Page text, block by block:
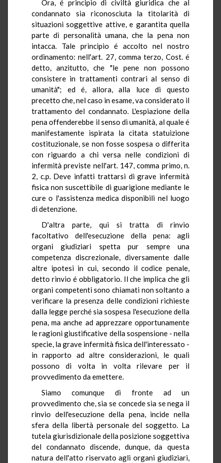
Ora, é principio di civiltà giuridica che al
condannato sia riconosciuta la titolarità di
situazioni soggettive attive, e garantita quella
parte di personalità umana, che la pena non
intacca. Tale principio é accolto nel nostro
ordinamento: nell'art. 27, comma terzo, Cost. é
detto, anzitutto, che "le pene non possono
consistere in trattamenti contrari al senso di
umanità"; ed é, allora, alla luce di questo
precetto che, nel caso in esame, va considerato il
trattamento del condannato. L'espiazione della
pena offenderebbe il senso di umanità, al quale é
manifestamente ispirata la citata statuizione
costituzionale, se non fosse sospesa o differita
con riguardo a chi versa nelle condizioni di
infermità previste nell'art. 147, comma primo, n.
2, c.p. Deve infatti trattarsi di grave infermità
fisica non suscettibile di guarigione mediante le
cure o l'assistenza medica disponibili nel luogo
di detenzione.
D'altra parte, qui si tratta di rinvio
facoltativo dell'esecuzione della pena: agli
organi giudiziari spetta pur sempre una
competenza discrezionale, diversamente dalle
altre ipotesi in cui, secondo il codice penale,
detto rinvio é obbligatorio. Il che implica che gli
organi competenti sono chiamati non soltanto a
verificare la presenza delle condizioni richieste
dalla legge perché sia sospesa l'esecuzione della
pena, ma anche ad apprezzare opportunamente
le ragioni giustificative della sospensione - nella
specie, la grave infermità fisica dell'interessato -
in rapporto ad altre considerazioni, le quali
possono di volta in volta rilevare per il
provvedimento da emettere.
Siamo comunque di fronte ad un
provvedimento che, sia se concede sia se nega il
rinvio dell'esecuzione della pena, incide nella
sfera della libertà personale del soggetto. La
tutela giurisdizionale della posizione soggettiva
del condannato discende, dunque, da questa
natura dell'atto riservato agli organi giudiziari,